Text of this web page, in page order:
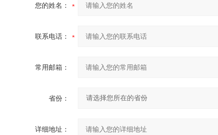
您的姓名：
联系电话：
常用邮箱：
省份：
详细地址：